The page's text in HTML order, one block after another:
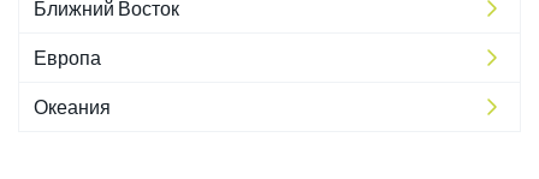
Ближний Восток
Европа
Океания